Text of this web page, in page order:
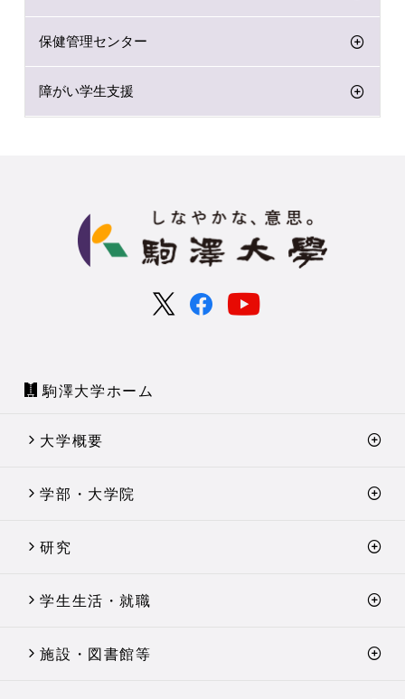
保健管理センター
障がい学生支援
駒澤大学ホーム
大学概要
学部・大学院
研究
学生生活・就職
施設・図書館等